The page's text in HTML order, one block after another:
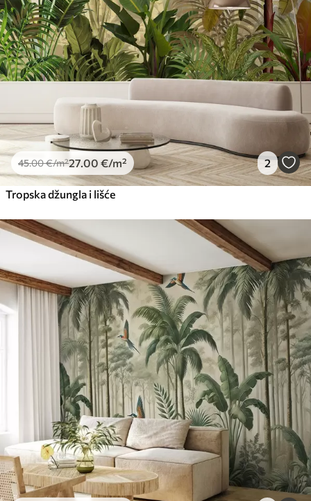
Premium vinil
66.6740.00€/m²
45.00€/m²27 .00 €/m² 2
Tropska džungla i lišće